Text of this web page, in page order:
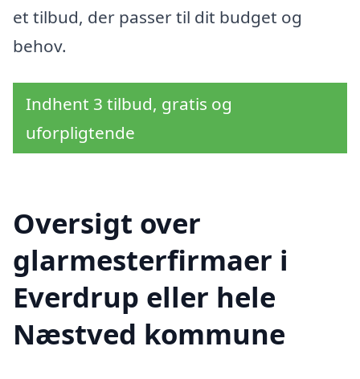
et tilbud, der passer til dit budget og
behov.
Indhent 3 tilbud, gratis og
uforpligtende
Oversigt over
glarmesterfirmaer i
Everdrup eller hele
Næstved kommune